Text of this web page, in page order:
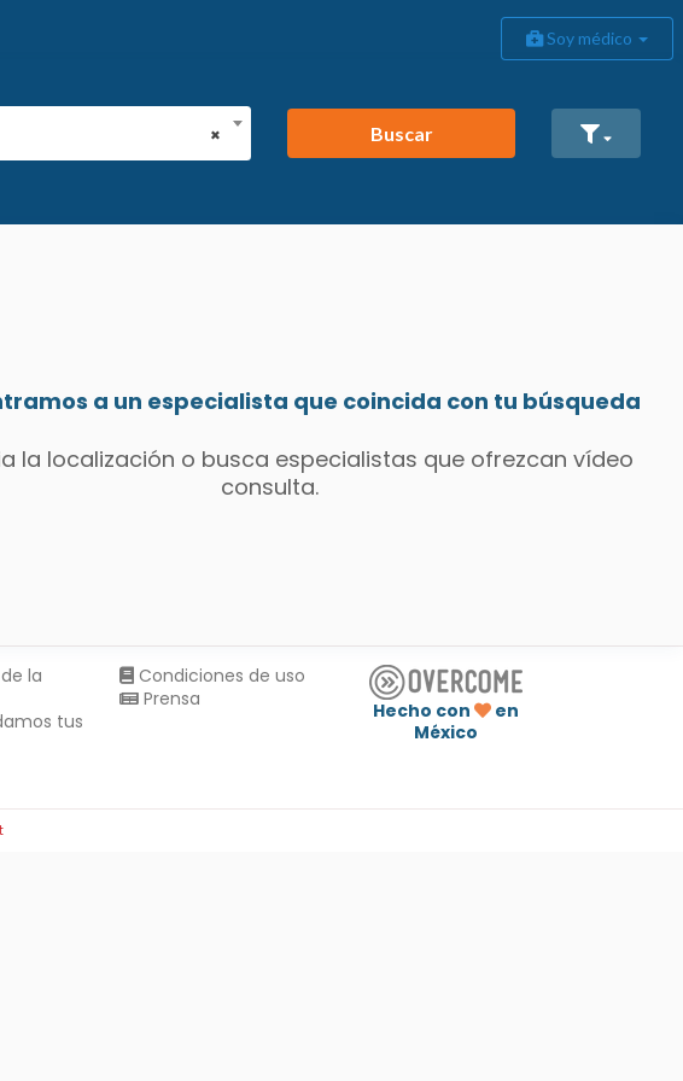
Soy médico
×
Buscar
a un especialista que coincida con tu búsqueda
la localización o busca especialistas que ofrezcan vídeo
consulta.
la
tus
Condiciones de uso
Prensa
Hecho con
en
México